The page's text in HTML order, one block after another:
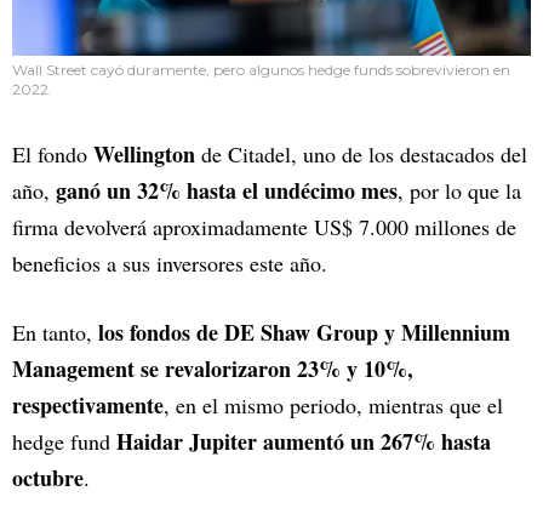
Wall Street cayó duramente, pero algunos hedge funds sobrevivieron en
2022.
El fondo Wellington de Citadel, uno de los destacados del
año, ganó un 32% hasta el undécimo mes, por lo que la
firma devolverá aproximadamente US$ 7.000 millones de
beneficios a sus inversores este año.
En tanto, los fondos de DE Shaw Group y Millennium
Management se revalorizaron 23% y 10%,
respectivamente, en el mismo periodo, mientras que el
hedge fund Haidar Jupiter aumentó un 267% hasta
octubre.